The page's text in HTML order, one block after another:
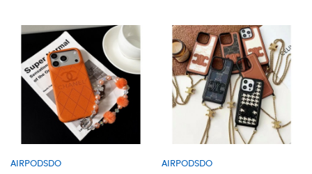
AIRPODSDO AIRPODSDO